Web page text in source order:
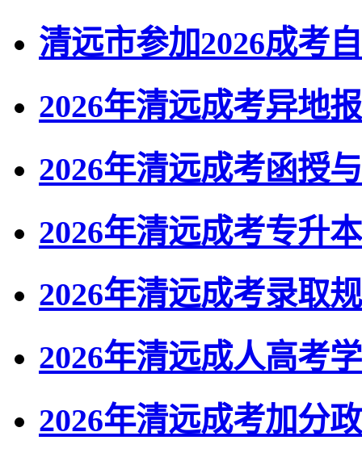
清远市参加2026成考
2026年清远成考异地
2026年清远成考函授
2026年清远成考专升
2026年清远成考录取
2026年清远成人高考
2026年清远成考加分